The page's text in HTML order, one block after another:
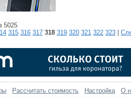
5025
315 316 317 318 319 320 321 322 323
Рассчитать стоимость Настройка О